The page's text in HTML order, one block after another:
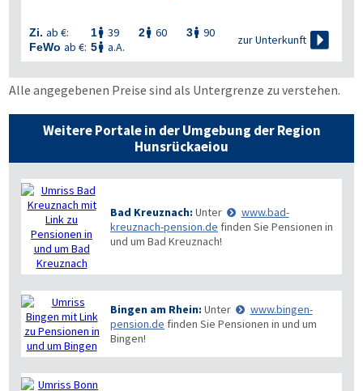
Zi. ab €: 1 39 2 60 3 90
FeWo ab €: 5 a.A.
zur Unterkunft 
Alle angegebenen Preise sind als Untergrenze zu verstehen.
Weitere Portale in der Umgebung der Region
Hunsrückaeiou
Bad Kreuznach: Unter
www.bad-
kreuznach-pension.de finden Sie Pensionen in
und um Bad Kreuznach!
Bingen am Rhein: Unter
www.bingen-
pension.de finden Sie Pensionen in und um
Bingen!